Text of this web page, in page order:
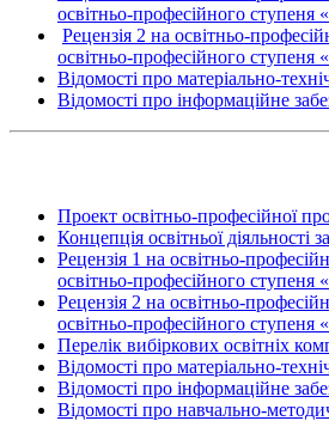
освітньо-професійного
Рецензія 2 на освітньо-
освітньо-професійного
Відомості про матеріально-
Відомості про інформаційне
Проект освітньо-професійної
Концепція освітньої
Рецензія 1 на освітньо-
освітньо-професійного
Рецензія 2 на освітньо-
освітньо-професійного
Перелік вибіркових освітніх
Відомості про матеріально-
Відомості про інформаційне
Відомості про навчально-